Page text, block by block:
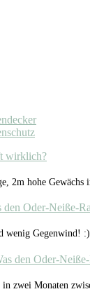
wirklich?
2m hohe
den Oder-Neiße-
wenig Gegenwind! :)
den Oder-
zwei Monaten